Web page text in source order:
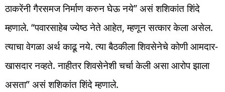
ठाकरेंनी गैरसमज निर्माण करुन घेऊ नये” असं शशिकांत शिंदे
म्हणाले. “पवारसाहेब ज्येष्ठ नेते आहेत, म्हणून सत्कार केला असेल.
त्याचा वेगळा अर्थ काढू नये. त्या बैठकीला शिवसेनेचे कोणी आमदार-
खासदार नव्हते. नाहीतर शिवसेनेशी चर्चा केली असा आरोप झाला
असता” असं शशिकांत शिंदे म्हणाले.